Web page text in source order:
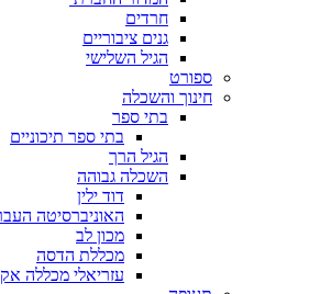
חרדים
גנים ציבוריים
הגיל השלישי
ספורט
חינוך והשכלה
בתי ספר
בתי ספר תיכוניים
הגיל הרך
השכלה גבוהה
דוד ילין
האוניברסיטה
מכון לב
מכללת הדסה
עזריאלי מכללה